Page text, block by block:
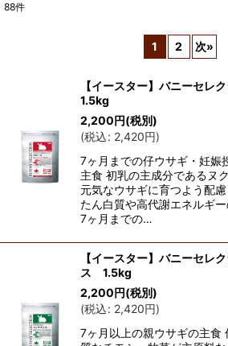
並び順:
絞り込む
88件
1 2 次»
【イースター】バニーセ
1.5kg
2,200円(税別)
(税込: 2,420円)
7ヶ月までの仔ウサギ・妊娠
主食 初乳の主成分であるヌ
元気なウサギに育つよう配
たん白質や高代謝エネルギ
7ヶ月までの…
【イースター】バニーセレ
ス 1.5kg
2,200円(税別)
(税込: 2,420円)
7ヶ月以上の親ウサギの主食